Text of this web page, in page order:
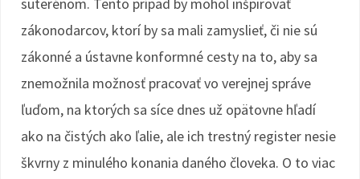
zákonodarcov, ktorí by sa mali zamyslieť, či nie sú
zákonné a ústavne konformné cesty na to, aby sa
znemožnila možnosť pracovať vo verejnej správe
ľuďom, na ktorých sa síce dnes už opätovne hľadí
ako na čistých ako ľalie, ale ich trestný register nesie
škvrny z minulého konania daného človeka. O to viac